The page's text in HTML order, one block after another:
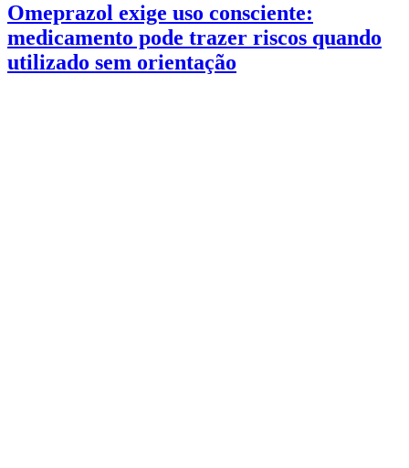
Omeprazol exige uso consciente:
medicamento pode trazer riscos quando
utilizado sem orientação